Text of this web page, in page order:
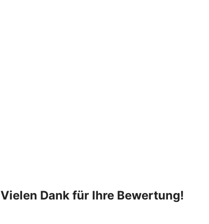
Vielen Dank für Ihre Bewertung!